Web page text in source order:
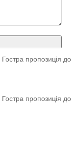
Гостра пропозиція до
Гостра пропозиція до